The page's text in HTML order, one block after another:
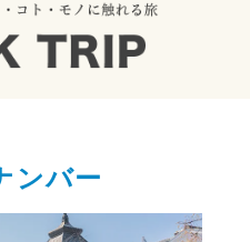
ンバー